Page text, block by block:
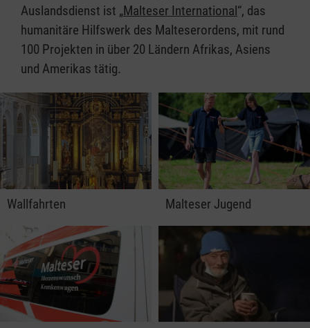
Auslandsdienst ist „Malteser International“, das
humanitäre Hilfswerk des Malteserordens, mit rund
100 Projekten in über 20 Ländern Afrikas, Asiens
und Amerikas tätig.
Wallfahrten Malteser Jugend